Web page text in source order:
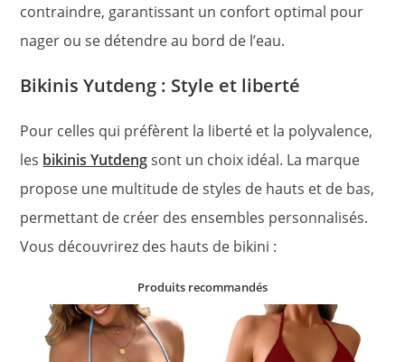
contraindre, garantissant un confort optimal pour
nager ou se détendre au bord de l’eau.
Bikinis Yutdeng : Style et liberté
Pour celles qui préfèrent la liberté et la polyvalence,
les bikinis Yutdeng sont un choix idéal. La marque
propose une multitude de styles de hauts et de bas,
permettant de créer des ensembles personnalisés.
Vous découvrirez des hauts de bikini :
Produits recommandés